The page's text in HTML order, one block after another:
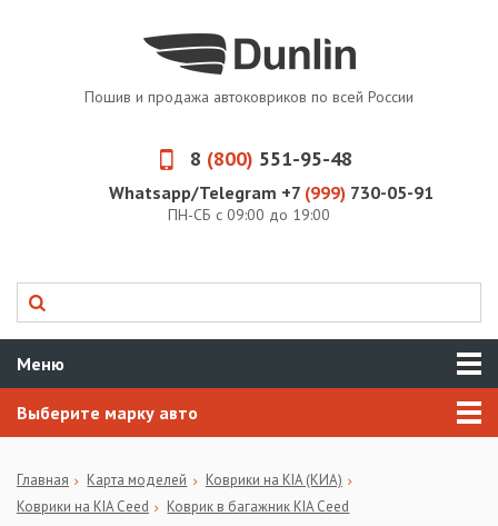
Пошив и продажа автоковриков по всей России
8 (800) 551-95-48
Whatsapp/Telegram +7 (999) 730-05-91
ПН-СБ с 09:00 до 19:00
Меню
Выберите марку авто
Главная Карта моделей
Коврики на KIA (КИА)
Коврики на KIA Ceed
Коврик в багажник KIA Ceed